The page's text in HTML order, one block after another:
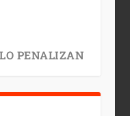
PENALIZAN